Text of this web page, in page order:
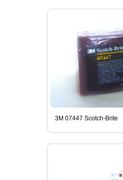
3M 07447 Scotch-Brite